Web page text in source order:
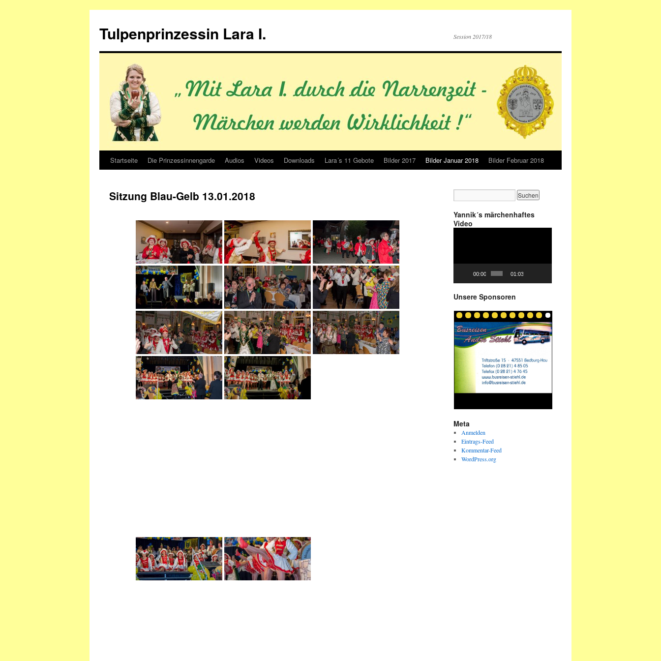
springen
Tulpenprinzessin Lara I. Session 2017/18
Startseite Die Prinzessinnengarde Audios Videos Downloads Lara´s 11 Gebote Bilder 2017 Bilder Januar 2018 Bilder Februar 2018
Sitzung Blau-Gelb 13.01.2018
Yannik´s märchenhaftes
Video
00:00 01:03
Unsere Sponsoren
Meta
Anmelden
Eintrags-Feed
Kommentar-Feed
WordPress.org